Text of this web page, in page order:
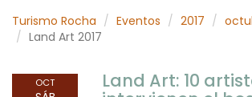
Turismo Rocha Eventos 2017
Land Art 2017
OCT Land Art: 10